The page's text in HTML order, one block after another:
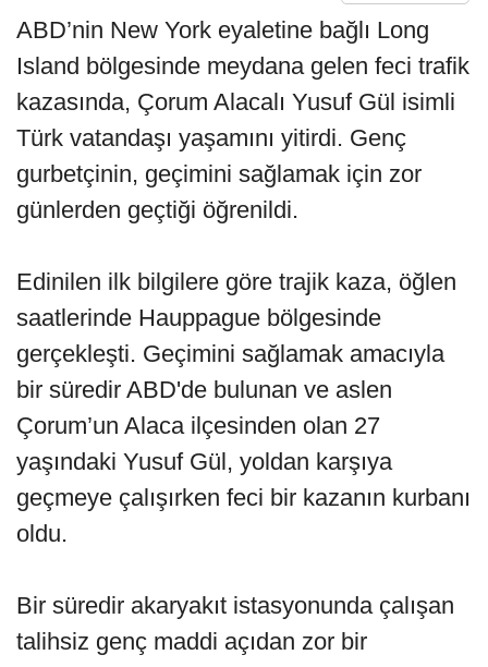
ABD’nin New York eyaletine bağlı Long
Island bölgesinde meydana gelen feci trafik
kazasında, Çorum Alacalı Yusuf Gül isimli
Türk vatandaşı yaşamını yitirdi. Genç
gurbetçinin, geçimini sağlamak için zor
günlerden geçtiği öğrenildi.
Edinilen ilk bilgilere göre trajik kaza, öğlen
saatlerinde Hauppague bölgesinde
gerçekleşti. Geçimini sağlamak amacıyla
bir süredir ABD'de bulunan ve aslen
Çorum’un Alaca ilçesinden olan 27
yaşındaki Yusuf Gül, yoldan karşıya
geçmeye çalışırken feci bir kazanın kurbanı
oldu.
Bir süredir akaryakıt istasyonunda çalışan
talihsiz genç maddi açıdan zor bir